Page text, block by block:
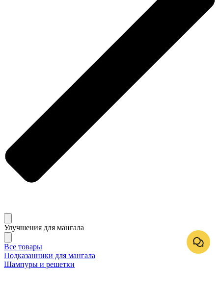
Улучшения для мангала
Все товары
Подказанники для мангала
Шампуры и решетки